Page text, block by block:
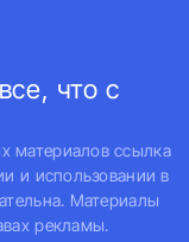
что с
материалов ссылка
и использовании в
Материалы
рекламы.